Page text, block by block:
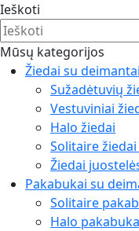
Ieškoti
Mūsų kategorijos
Žiedai su
Sužadėtuvių
Vestuviniai
Halo žiedai
Solitaire
Žiedai
Pakabukai su
Solitaire
Halo